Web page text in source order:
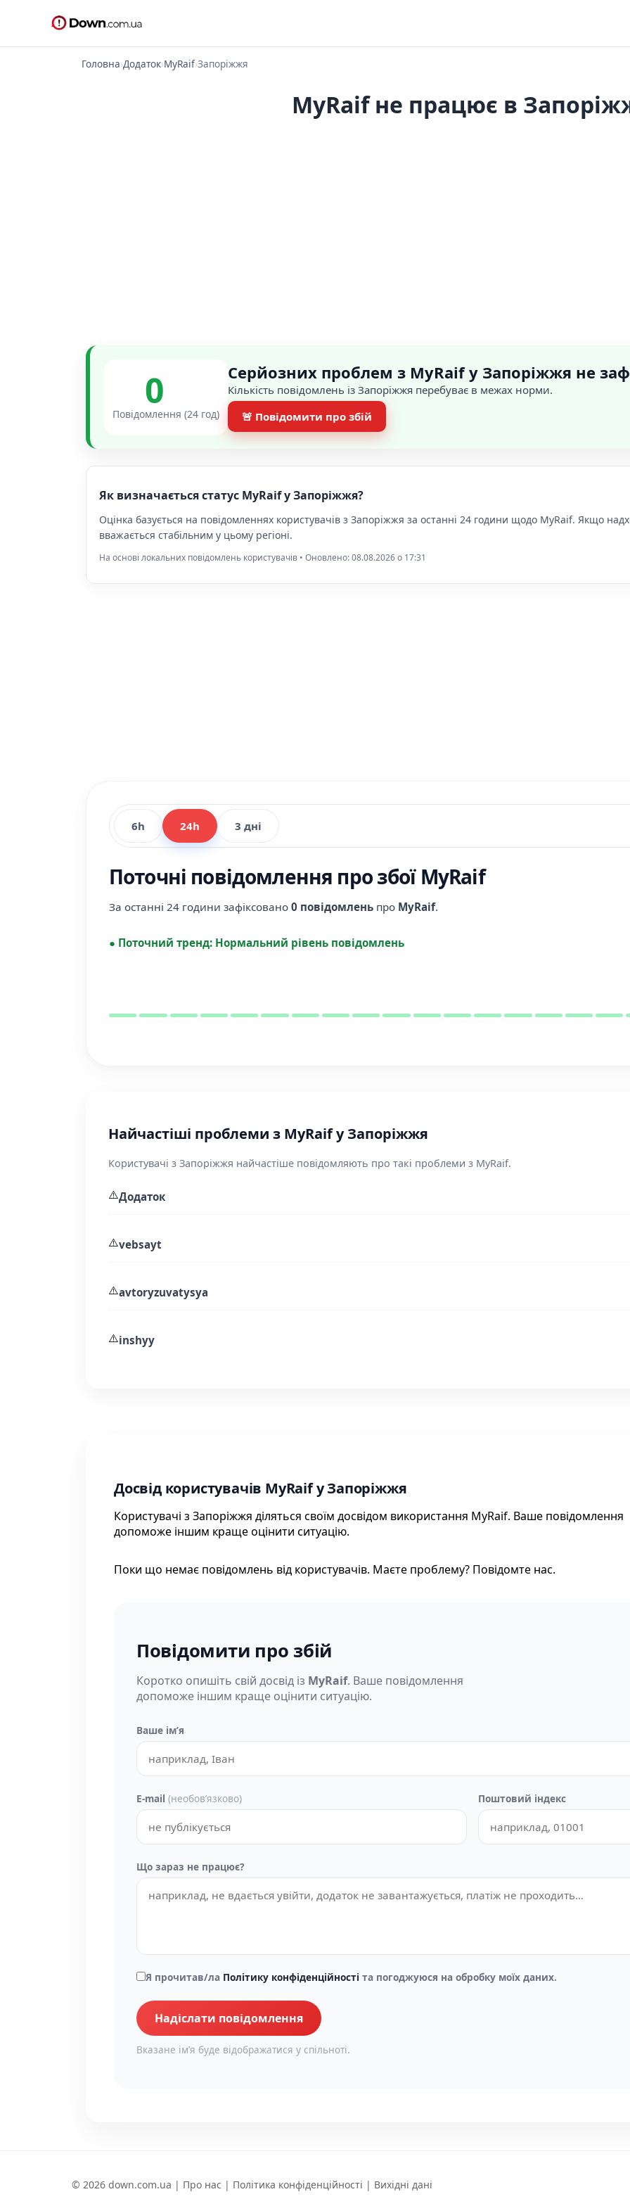
Головна›Додаток›MyRaif›Запоріжжя
MyRaif не працює в
0
Повідомлення (24 год)
Серйозних проблем з MyRaif у Запоріжжя не
Кількість повідомлень із Запоріжжя перебуває в межах норми.
🚨 Повідомити про збій
Як визначається статус MyRaif у Запоріжжя?
Оцінка базується на повідомленнях користувачів з Запоріжжя за останні 24 години щодо MyRaif. Якщо
вважається стабільним у цьому регіоні.
На основі локальних повідомлень користувачів • Оновлено: 08.08.2026 o 17:31
6h 24h 3 дні
Поточні повідомлення про збої MyRaif
За останні 24 години зафіксовано 0 повідомлень про MyRaif.
● Поточний тренд: Нормальний рівень повідомлень
Найчастіші проблеми з MyRaif у Запоріжжя
Користувачі з Запоріжжя найчастіше повідомляють про такі проблеми з MyRaif.
⚠️Додаток
⚠️vebsayt
⚠️avtoryzuvatysya
⚠️inshyy
Досвід користувачів MyRaif у Запоріжжя
Користувачі з Запоріжжя діляться своїм досвідом використання MyRaif. Ваше повідомлення
допоможе іншим краще оцінити ситуацію.
Поки що немає повідомлень від користувачів. Маєте проблему? Повідомте нас.
Повідомити про збій
Коротко опишіть свій досвід із MyRaif. Ваше повідомлення
допоможе іншим краще оцінити ситуацію.
Ваше імʼя
E-mail (необовʼязково) Поштовий індекс
Що зараз не працює?
Я прочитав/ла Політику конфіденційності та погоджуюся на обробку моїх даних.
Надіслати повідомлення
Вказане імʼя буде відображатися у спільноті.
© 2026 down.com.ua | Про нас | Політика конфіденційності | Вихідні дані